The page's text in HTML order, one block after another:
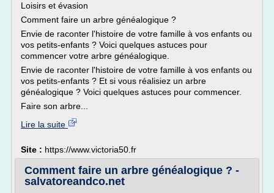
Loisirs et évasion
Comment faire un arbre généalogique ?
Envie de raconter l'histoire de votre famille à vos enfants ou
vos petits-enfants ? Voici quelques astuces pour
commencer votre arbre généalogique.
Envie de raconter l'histoire de votre famille à vos enfants ou
vos petits-enfants ? Et si vous réalisiez un arbre
généalogique ? Voici quelques astuces pour commencer.
Faire son arbre...
Lire la suite
Site : https://www.victoria50.fr
Comment faire un arbre généalogique ? -
salvatoreandco.net